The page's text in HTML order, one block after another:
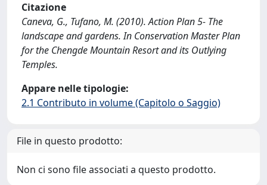
Citazione
Caneva, G., Tufano, M. (2010). Action Plan 5- The
landscape and gardens. In Conservation Master Plan
for the Chengde Mountain Resort and its Outlying
Temples.
Appare nelle tipologie:
2.1 Contributo in volume (Capitolo o Saggio)
File in questo prodotto:
Non ci sono file associati a questo prodotto.